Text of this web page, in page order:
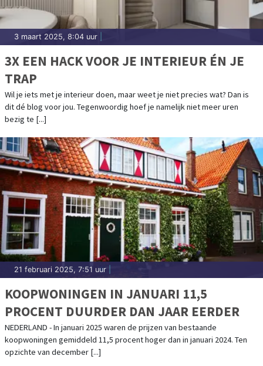
3 maart 2025, 8:04 uur
3X EEN HACK VOOR JE INTERIEUR ÉN JE
TRAP
Wil je iets met je interieur doen, maar weet je niet precies wat? Dan is
dit dé blog voor jou. Tegenwoordig hoef je namelijk niet meer uren
bezig te [...]
21 februari 2025, 7:51 uur
KOOPWONINGEN IN JANUARI 11,5
PROCENT DUURDER DAN JAAR EERDER
NEDERLAND - In januari 2025 waren de prijzen van bestaande
koopwoningen gemiddeld 11,5 procent hoger dan in januari 2024. Ten
opzichte van december [...]